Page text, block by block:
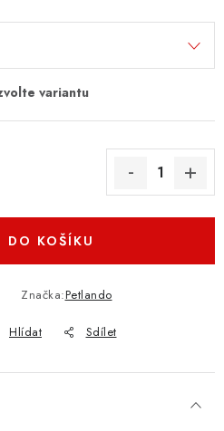
DO KOŠÍKU
Značka:Petlando
Hlídat Sdílet